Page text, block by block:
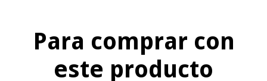
Para comprar con
este producto